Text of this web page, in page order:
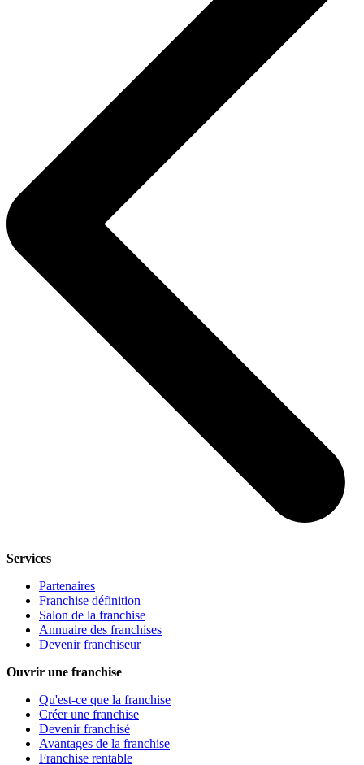
Services
Partenaires
Franchise définition
Salon de la franchise
Annuaire des franchises
Devenir franchiseur
Ouvrir une franchise
Qu'est-ce que la franchise
Créer une franchise
Devenir franchisé
Avantages de la franchise
Franchise rentable